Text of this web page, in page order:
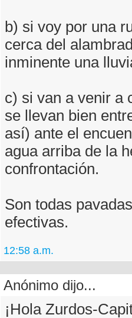
b) si voy por una
cerca del
inminente una
c) si van a venir a
se llevan bien
así) ante el
agua arriba de la
confrontación.
Son todas
efectivas.
12:58 a.m.
Anónimo dijo...
¡Hola Zurdos-